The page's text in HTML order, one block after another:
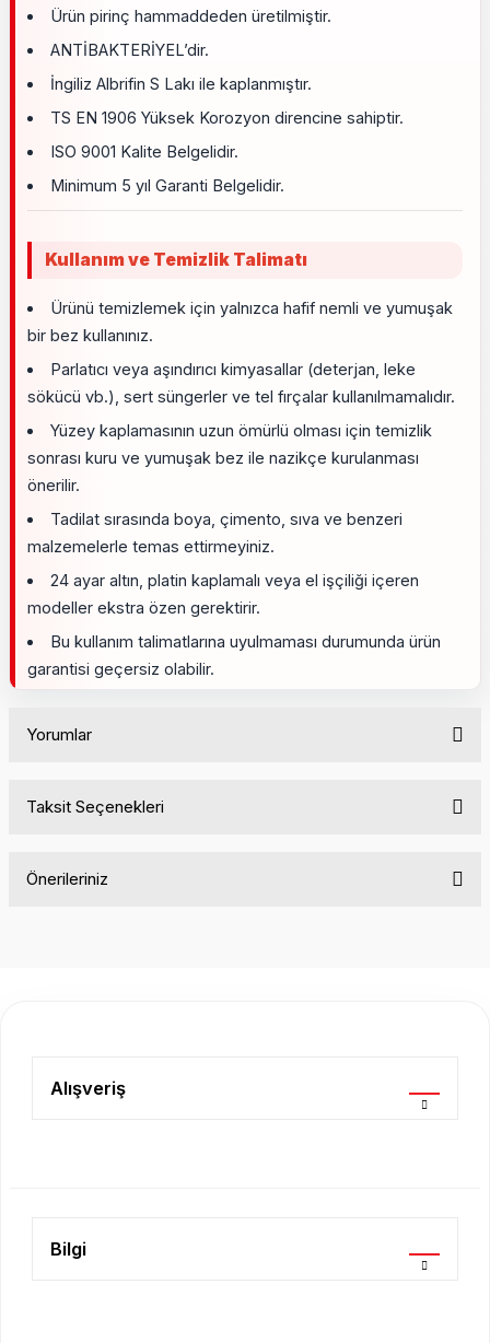
Ürün pirinç hammaddeden üretilmiştir.
ANTİBAKTERİYEL’dir.
İngiliz Albrifin S Lakı ile kaplanmıştır.
TS EN 1906 Yüksek Korozyon direncine sahiptir.
ISO 9001 Kalite Belgelidir.
Minimum 5 yıl Garanti Belgelidir.
Kullanım ve Temizlik Talimatı
Ürünü temizlemek için yalnızca hafif nemli ve yumuşak
bir bez kullanınız.
Parlatıcı veya aşındırıcı kimyasallar (deterjan, leke
sökücü vb.), sert süngerler ve tel fırçalar kullanılmamalıdır.
Yüzey kaplamasının uzun ömürlü olması için temizlik
sonrası kuru ve yumuşak bez ile nazikçe kurulanması
önerilir.
Tadilat sırasında boya, çimento, sıva ve benzeri
malzemelerle temas ettirmeyiniz.
24 ayar altın, platin kaplamalı veya el işçiliği içeren
modeller ekstra özen gerektirir.
Bu kullanım talimatlarına uyulmaması durumunda ürün
garantisi geçersiz olabilir.
Yorumlar
Taksit Seçenekleri
Önerileriniz
Ürün açıklamasında eksik bilgiler bulunuyor.
Alışveriş
Bilgi